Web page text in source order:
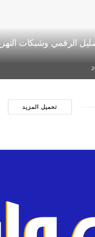
الرقمي وشبكات
تحميل المزيد